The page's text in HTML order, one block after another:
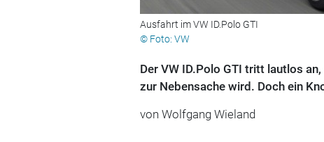
Ausfahrt im VW ID.Polo GTI
© Foto: VW
Der VW ID.Polo GTI tritt lautlos
zur Nebensache wird. Doch ein
von Wolfgang Wieland